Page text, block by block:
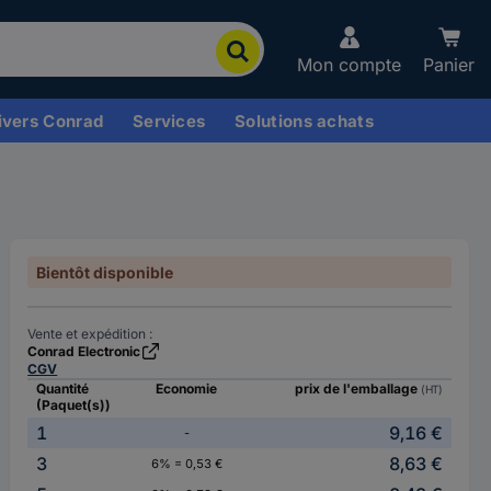
Mon compte Panier
Conrad Services Solutions achats
Bientôt disponible
Vente et expédition :
Conrad Electronic
CGV
Quantité
(Paquet(s))
Economie prix de l'emballage (HT)
1 -
9,16 €
3
6% = 0,53 €
8,63 €